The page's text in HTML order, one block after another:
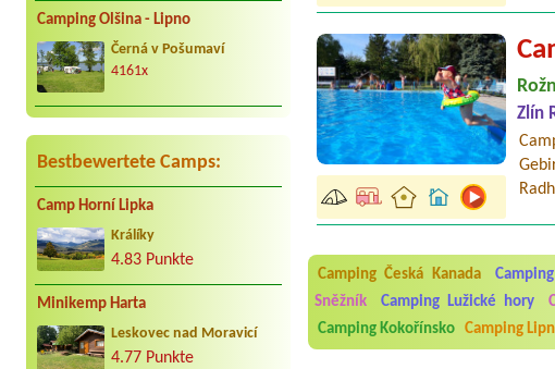
Camping Olšina - Lipno
Černá v Pošumaví
4161x
Bestbewertete Camps:
Camp Horní Lipka
Králíky
4.83 Punkte
Minikemp Harta
Leskovec nad Moravicí
4.77 Punkte
Zlín
Camping Česká Kanada
Sněžník
Camping Lužické hory
Camping Kokořínsko
Camping
Aneta Melicharová***
Byli jsme zde v týdnu od 25.7. do
velice zklamalo byl celodenní hluk z
jak na pouti- z každého koutu hrála
Chtěli jsme být týden,byli jsme dva.
super. Restaurace s jídlem, a